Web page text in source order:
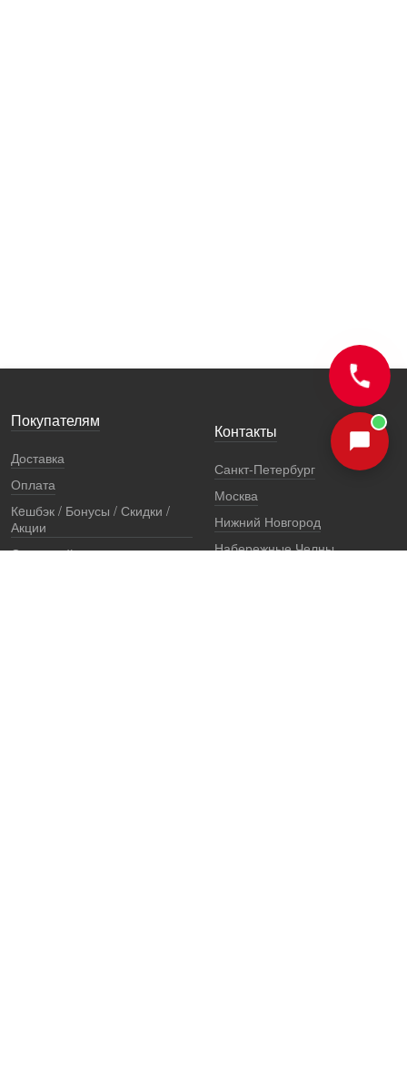
Покупателям
Доставка
Оплата
Кeшбэк / Бонусы / Скидки /
Акции
Остерегайтесь подделок
Контакты
Санкт-Петербург
Москва
Нижний Новгород
Набережные Челны